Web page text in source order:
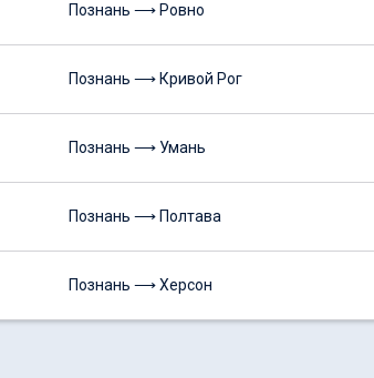
Познань ⟶ Ровно
Познань ⟶ Кривой Рог
Познань ⟶ Умань
Познань ⟶ Полтава
Познань ⟶ Херсон